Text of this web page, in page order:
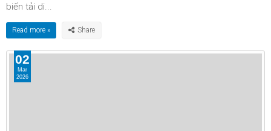
biến tải di...
Read more »
02
Mar
2026